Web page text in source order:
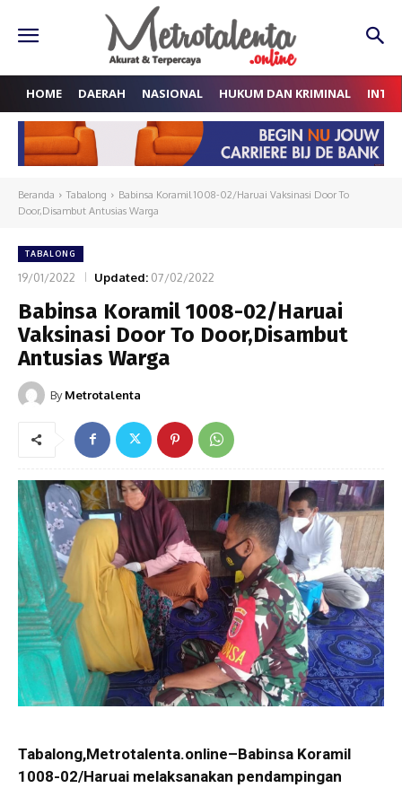
HOME DAERAH NASIONAL HUKUM DAN KRIMINAL
Beranda Tabalong
Babinsa Koramil 1008-02/Haruai Vaksinasi Door To
Door,Disambut Antusias Warga
TABALONG
19/01/2022 Updated: 07/02/2022
Babinsa Koramil 1008-02/Haruai
Vaksinasi Door To Door,Disambut
Antusias Warga
By Metrotalenta
Tabalong,Metrotalenta.online–Babinsa Koramil
1008-02/Haruai melaksanakan pendampingan